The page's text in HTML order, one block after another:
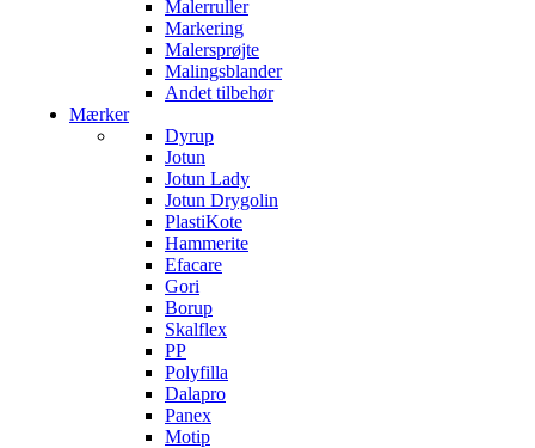
Malerruller
Markering
Malersprøjte
Malingsblander
Andet tilbehør
Mærker
Dyrup
Jotun
Jotun Lady
Jotun Drygolin
PlastiKote
Hammerite
Efacare
Gori
Borup
Skalflex
PP
Polyfilla
Dalapro
Panex
Motip